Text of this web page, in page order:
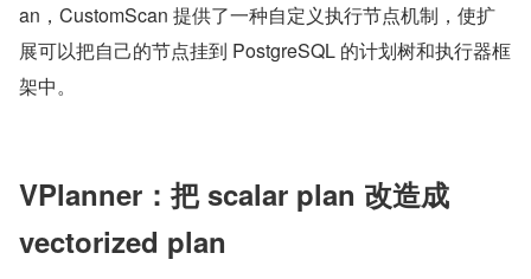
an，CustomScan 提供了一种自定义执行节点机制，使扩
展可以把自己的节点挂到 PostgreSQL 的计划树和执行器框
架中。
VPlanner：把 scalar plan 改造成
vectorized plan